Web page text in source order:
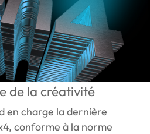
de la créativité
en charge la dernière
conforme à la norme